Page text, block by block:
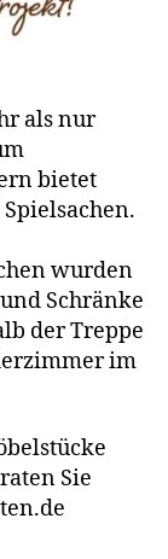
als nur
bietet
wurden
Schränke
der Treppe
im
Sie